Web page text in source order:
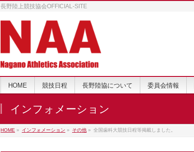
長野陸上競技協会OFFICIAL-SITE
HOME 競技日程 長野陸協について 委員会情報
インフォメーション
HOME » インフォメーション » その他 » 全国歯科大競技日程等掲載しました。